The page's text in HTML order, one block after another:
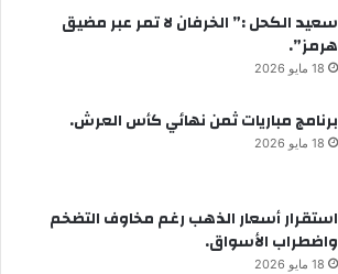
سعيد الكحل :” الخرفان لا تمر عبر مضيق
هرمز”.
18 مايو 2026
برنامج مباريات ثمن نهائي كأس العرش.
18 مايو 2026
استقرار أسعار الذهب رغم مخاوف التضخم
واضطراب الأسواق.
18 مايو 2026